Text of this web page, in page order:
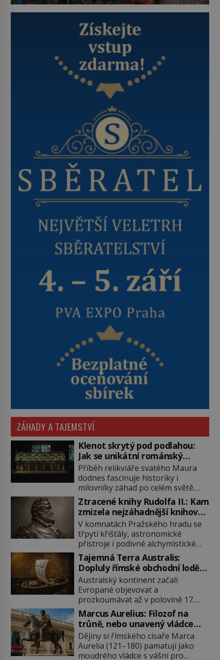
ZÁHADY A TAJEMSTVÍ
Klenot skrytý pod podlahou:
Jak se unikátní románský
poklad dostal do zapadlého
Bečova?
Příběh relikviáře svatého Maura
dodnes fascinuje historiky i
milovníky záhad po celém světě.
Tato románská zlatnická památka
ze 13. století je po českých
korunovačních klenotech druhým
nejcennějším movitým majetkem v
České republice. Přestože byl
klenot v roce 1985 po dramatickém
pátrání kriminalistů úspěšně
nalezen, jeho minulost stále
obestírá hustá mlha. Otázky, jak
přesně se tato […]
Ztracené knihy Rudolfa II.: Kam
zmizela nejzáhadnější knihovna
Evropy?
V komnatách Pražského hradu se
třpytí křišťály, astronomické
přístroje i podivné alchymistické
rukopisy. Císař Rudolf II.
shromažďuje vše, co souvisí s
tajemstvím přírody, hvězd i
lidského poznání. Jenže po jeho
smrti se jeho slavné sbírky začínají
rozpadat a část z nich mizí navždy.
Kdo odnesl nejvzácnější knihy? A
existují ještě někde zapomenuté
rukopisy, které nikdo […]
Tajemná Terra Australis:
Dopluly římské obchodní lodě
až do Austrálie?
Australský kontinent začali
Evropané objevovat a
prozkoumávat až v polovině 17.
století. Existuje však možnost, že
by se o tento vzdálený kontinent
mohly zajímat již evropské
starověké civilizace, a to o 15
století dříve? Již od starověku
Marcus Aurelius: Filozof na
trůně, nebo unavený vládce
závislý na opiu?
Dějiny si římského císaře Marca
Aurelia (121–180) pamatují jako
moudrého vládce s vášní pro